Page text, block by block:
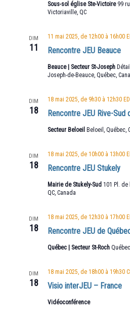
Sous-sol église Ste-Victoire 99
Victoriaville, QC
DIM
11 Rencontre JEU Beauce
11 mai 2025, de 12h00à 16h00
Beauce | Secteur St-Joseph
Joseph-de-Beauce, Québec,
DIM
18 Rencontre JEU Rive-Sud
18 mai 2025, de 9h30à 12h30
Secteur Beloeil Beloeil, Québec,
DIM
18 Rencontre JEU Stukely
18 mai 2025, de 10h00à 13h00
Mairie de Stukely-Sud 101 Pl. de
QC, Canada
DIM
18 Rencontre JEU de
18 mai 2025, de 12h30à 17h00
Québec | Secteur St-Roch
DIM
18 Visio interJEU – France
18 mai 2025, de 18h00à 19h30
Vidéoconférence